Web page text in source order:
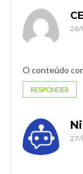
26/
O conteúdo
RESPONDER
27/